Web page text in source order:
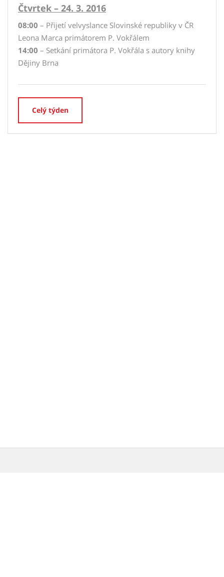
Čtvrtek – 24. 3. 2016
08:00 – Přijetí velvyslance Slovinské republiky v ČR
Leona Marca primátorem P. Vokřálem
14:00 – Setkání primátora P. Vokřála s autory knihy
Dějiny Brna
Celý týden